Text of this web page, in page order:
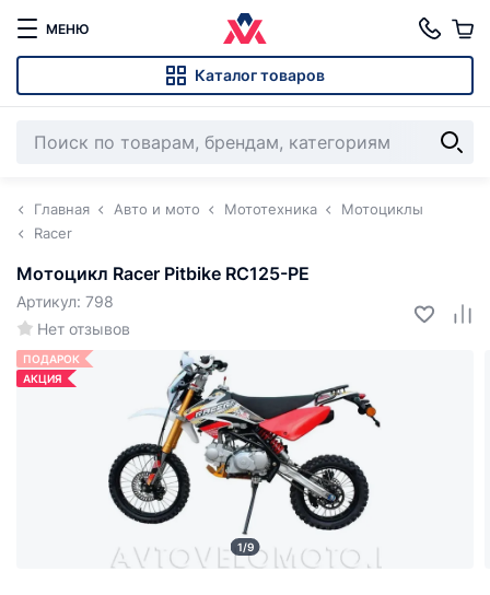
МЕНЮ
Каталог товаров
Главная Авто и мото Мототехника
Мотоциклы
Racer
Мотоцикл Racer Pitbike RC125-PE
Нет отзывов
Артикул: 798
ПОДАРОК
АКЦИЯ
1/9